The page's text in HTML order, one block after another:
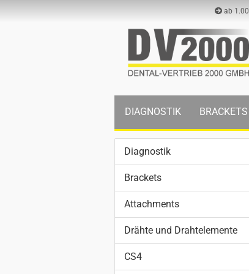
ab
DIAGNOSTIK BRACKETS
Diagnostik
Brackets
Attachments
Drähte und Drahtelemente
CS4